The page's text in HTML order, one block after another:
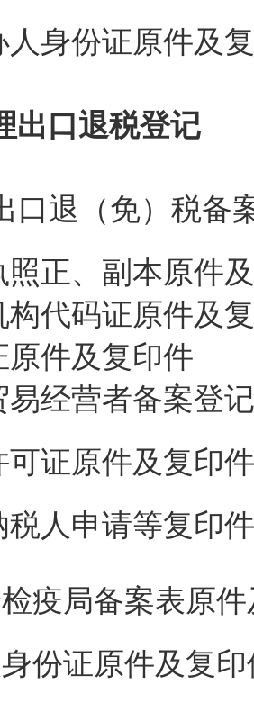
人身份证原件及
出口退税登记
口退（免）税备
照正、副本原件
构代码证原件及
原件及复印件
易经营者备案登
可证原件及复印件
税人申请等复印
疫局备案表原
份证原件及复印